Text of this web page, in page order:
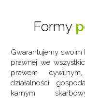
Formy
Gwarantujemy swoim
prawnej we
prawem
działalności
karnym